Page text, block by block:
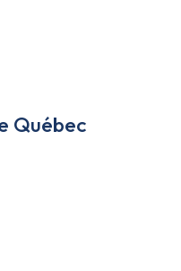
Québec